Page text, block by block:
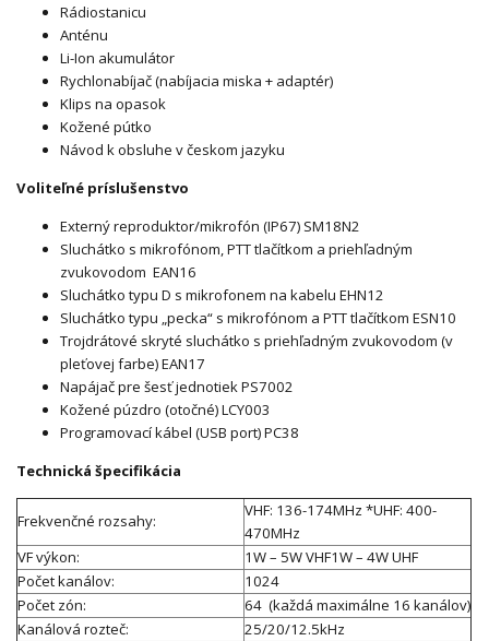
Rádiostanicu
Anténu
Li-Ion akumulátor
Rychlonabíjač (nabíjacia miska + adaptér)
Klips na opasok
Kožené pútko
Návod k obsluhe v českom jazyku
Voliteľné príslušenstvo
Externý reproduktor/mikrofón (IP67) SM18N2
Sluchátko s mikrofónom, PTT tlačítkom a priehľadným
zvukovodom EAN16
Sluchátko typu D s mikrofonem na kabelu EHN12
Sluchátko typu „pecka“ s mikrofónom a PTT tlačítkom ESN10
Trojdrátové skryté sluchátko s priehľadným zvukovodom (v
pleťovej farbe) EAN17
Napájač pre šesť jednotiek PS7002
Kožené púzdro (otočné) LCY003
Programovací kábel (USB port) PC38
Technická špecifikácia
Frekvenčné rozsahy:
VHF: 136-174MHz *UHF: 400-
470MHz
VF výkon:
1W – 5W VHF1W – 4W UHF
Počet kanálov:
1024
Počet zón:
64 (každá maximálne 16 kanálov)
Kanálová rozteč:
25/20/12.5kHz